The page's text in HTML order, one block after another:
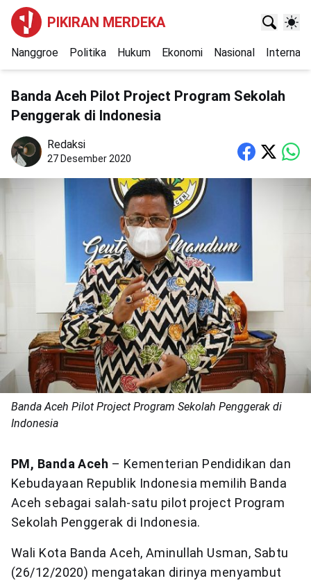
PIKIRAN MERDEKA
Nanggroe Politika Hukum Ekonomi Nasional
Banda Aceh Pilot Project Program Sekolah
Penggerak di Indonesia
Redaksi
27 Desember 2020
Banda Aceh Pilot Project Program Sekolah Penggerak di
Indonesia
PM, Banda Aceh – Kementerian Pendidikan dan
Kebudayaan Republik Indonesia memilih Banda
Aceh sebagai salah-satu pilot project Program
Sekolah Penggerak di Indonesia.
Wali Kota Banda Aceh, Aminullah Usman, Sabtu
(26/12/2020) mengatakan dirinya menyambut